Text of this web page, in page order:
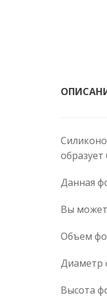
образует
Данная
Вы
Объем
Диаметр
Высота